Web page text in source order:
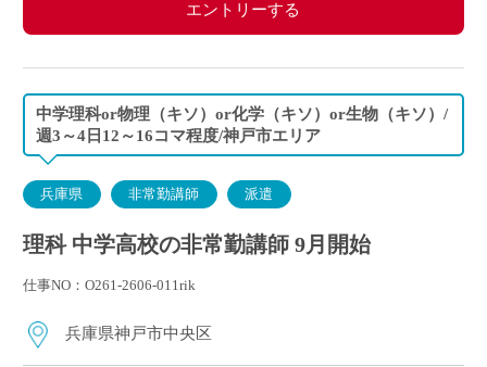
エントリーする
中学理科or物理（キソ）or化学（キソ）or生物（キソ）/
週3～4日12～16コマ程度/神戸市エリア
兵庫県 非常勤講師 派遣
理科 中学高校の非常勤講師 9月開始
仕事NO：O261-2606-011rik
兵庫県神戸市中央区